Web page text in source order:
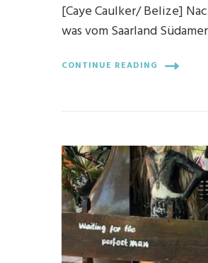
[Caye Caulker/ Belize]
was vom Saarland
CONTINUE READING